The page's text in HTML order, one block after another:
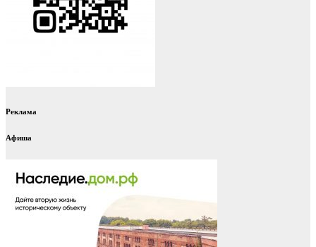
Реклама
Афиша